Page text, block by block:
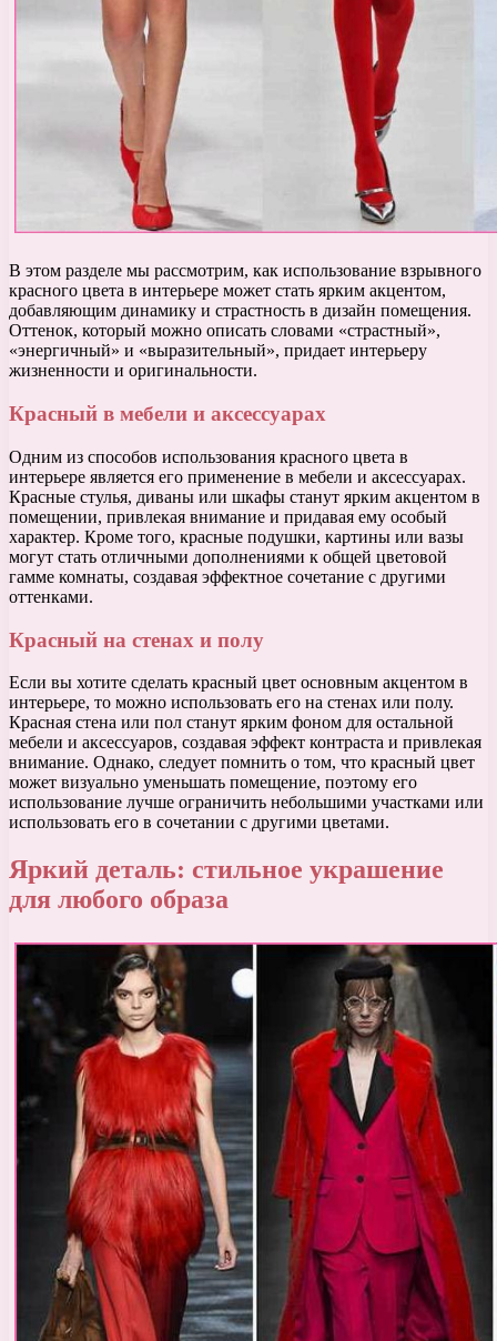
В этом разделе мы рассмотрим, как использование взрывного
красного цвета в интерьере может стать ярким акцентом,
добавляющим динамику и страстность в дизайн помещения.
Оттенок, который можно описать словами «страстный»,
«энергичный» и «выразительный», придает интерьеру
жизненности и оригинальности.
Красный в мебели и аксессуарах
Одним из способов использования красного цвета в
интерьере является его применение в мебели и аксессуарах.
Красные стулья, диваны или шкафы станут ярким акцентом в
помещении, привлекая внимание и придавая ему особый
характер. Кроме того, красные подушки, картины или вазы
могут стать отличными дополнениями к общей цветовой
гамме комнаты, создавая эффектное сочетание с другими
оттенками.
Красный на стенах и полу
Если вы хотите сделать красный цвет основным акцентом в
интерьере, то можно использовать его на стенах или полу.
Красная стена или пол станут ярким фоном для остальной
мебели и аксессуаров, создавая эффект контраста и привлекая
внимание. Однако, следует помнить о том, что красный цвет
может визуально уменьшать помещение, поэтому его
использование лучше ограничить небольшими участками или
использовать его в сочетании с другими цветами.
Яркий деталь: стильное украшение
для любого образа